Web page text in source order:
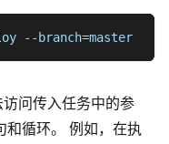
--branch=master
问传入任务中的参
和循环。 例如，在执